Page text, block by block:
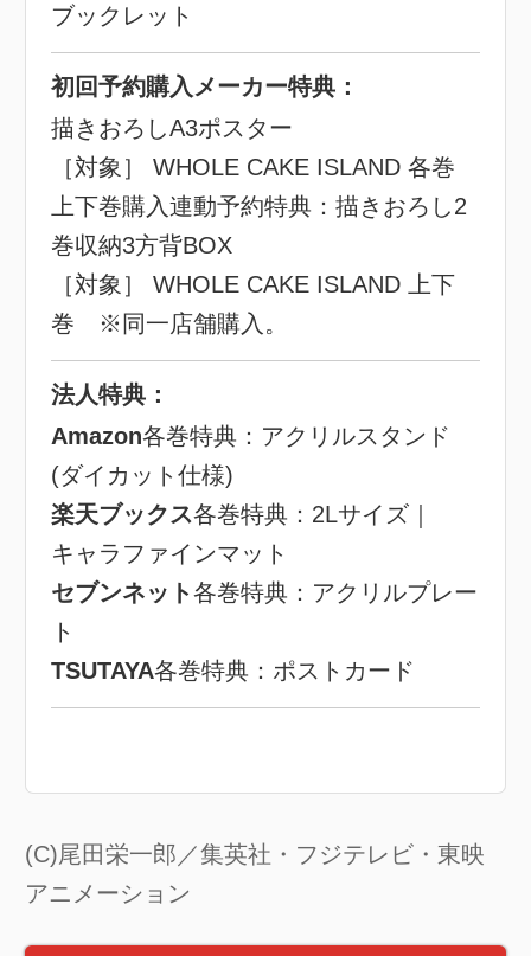
ブックレット
初回予約購入メーカー特典：
描きおろしA3ポスター
［対象］ WHOLE CAKE ISLAND 各巻
上下巻購入連動予約特典：描きおろし2
巻収納3方背BOX
［対象］ WHOLE CAKE ISLAND 上下
巻 ※同一店舗購入。
法人特典：
Amazon各巻特典：アクリルスタンド
(ダイカット仕様)
楽天ブックス各巻特典：2Lサイズ｜
キャラファインマット
セブンネット各巻特典：アクリルプレー
ト
TSUTAYA各巻特典：ポストカード
(C)尾田栄一郎／集英社・フジテレビ・東映
アニメーション